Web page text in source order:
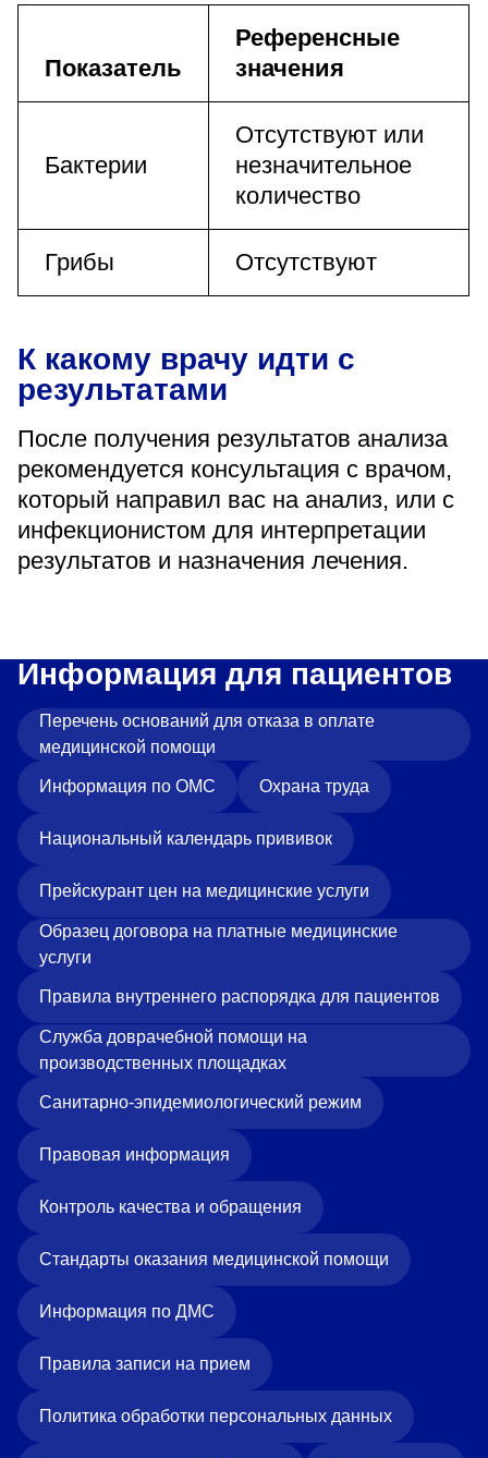
Показатель
Референсные
значения
Бактерии
Отсутствуют или
незначительное
количество
Грибы Отсутствуют
К какому врачу идти с
результатами
После получения результатов анализа
рекомендуется консультация с врачом,
который направил вас на анализ, или с
инфекционистом для интерпретации
результатов и назначения лечения.
Информация для пациентов
Перечень оснований для отказа в оплате
медицинской помощи
Информация по ОМС Охрана труда
Национальный календарь прививок
Прейскурант цен на медицинские услуги
Образец договора на платные медицинские
услуги
Правила внутреннего распорядка для пациентов
Служба доврачебной помощи на
производственных площадках
Санитарно-эпидемиологический режим
Правовая информация
Контроль качества и обращения
Стандарты оказания медицинской помощи
Информация по ДМС
Правила записи на прием
Политика обработки персональных данных